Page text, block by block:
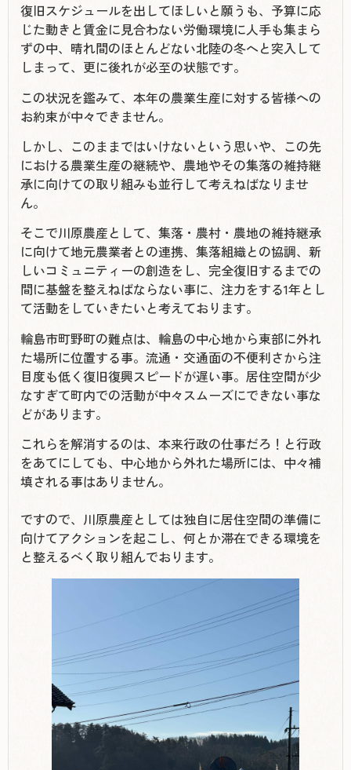
復旧スケジュールを出してほしいと願うも、予算に応
じた動きと賃金に見合わない労働環境に人手も集まら
ずの中、晴れ間のほとんどない北陸の冬へと突入して
しまって、更に後れが必至の状態です。
この状況を鑑みて、本年の農業生産に対する皆様への
お約束が中々できません。
しかし、このままではいけないという思いや、この先
における農業生産の継続や、農地やその集落の維持継
承に向けての取り組みも並行して考えねばなりませ
ん。
そこで川原農産として、集落・農村・農地の維持継承
に向けて地元農業者との連携、集落組織との協調、新
しいコミュニティーの創造をし、完全復旧するまでの
間に基盤を整えねばならない事に、注力をする1年とし
て活動をしていきたいと考えております。
輪島市町野町の難点は、輪島の中心地から東部に外れ
た場所に位置する事。流通・交通面の不便利さから注
目度も低く復旧復興スピードが遅い事。居住空間が少
なすぎて町内での活動が中々スムーズにできない事な
どがあります。
これらを解消するのは、本来行政の仕事だろ！と行政
をあてにしても、中心地から外れた場所には、中々補
填される事はありません。
ですので、川原農産としては独自に居住空間の準備に
向けてアクションを起こし、何とか滞在できる環境を
と整えるべく取り組んでおります。